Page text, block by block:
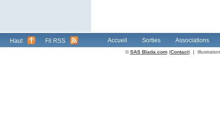
Haut Fil RSS Accueil Sorties Associations
©SAS Blada.com(Contact) |